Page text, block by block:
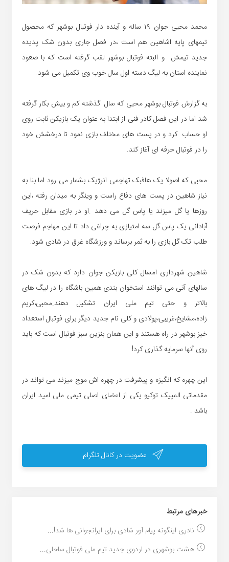
محمد محبی جوان ۱۹ ساله و آینده دار فوتبال بوشهر که محصول
تیمهای پایه اشاهین هم است ،در فصل جاری بدون شک پدیده
جدید تیمش و البته فوتبال بوشهر لقب گرفته است که با صعود
نماینده استان به لیگ دسته اول سال خوب وی تکمیل می شود.
به گزارش فوتبال بوشهر محبی که سال گذشته کم و بیش بکار گرفته
شد اما در این فصل کادر فنی از ابتدا به عنوان یک بازیکن ثابت روی
او حساب کرد و در پست های مختلف بازی نمود تا درخشش خود
را در فوتبال حرفه ای آغاز کند.
محبی که اصولا یک هافبک تهاجمی انرژیک بشمار می رود اما بنا به
نیاز شاهین در پست های دفاع راست و وینگر به میدان رفته ،این
روزها یا گل میزند یا پاس گل می دهد .او در بازی مقابل حریف
آبادانی یک پاس گل سه امتیازی به چراغی داد تا این مهاجم فرصت
طلب تک گل بازی را به ثمر برساند و ورزشگاه غرق در شادی شود.
شاهین شهرداری امسال کلی بازیکن جوان دارد که بدون شک در
سالهای آتی می توانند استخوان بندی همین باشگاه را در لیگ های
بالاتر و حتی تیم ملی ایران تشکیل دهند.محبی،کریم
زاده،مشایخ،غریبی،پولادی و کلی نام جدید دیگر برای فوتبال استعداد
خیز بوشهر در راه هستند و این همان بنزین سبز فوتبال است که باید
روی آنها سرمایه گذاری کرد!
این چهره که انگیزه و پیشرفت در چهره اش موج میزند می تواند در
مقدماتی المپیک توکیو یکی از اعضای اصلی تیمی ملی امید ایران
باشد .
عضویت در کانال تلگرام
خبر‌های مرتبط
نادری اینگونه پیام آور شادی برای ایرانجوانی ها شد!...
هشت بوشهری در اردوی جدید تیم ملی فوتبال ساحلی...